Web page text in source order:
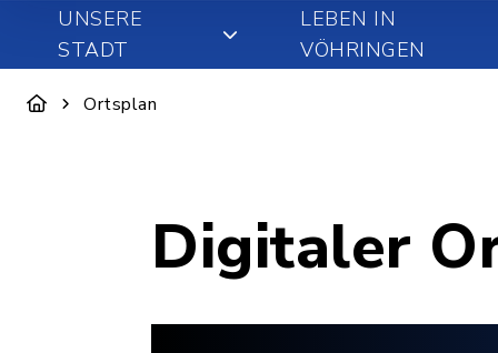
UNSERE
STADT
LEBEN IN
VÖHRINGEN
Ortsplan
Digitaler